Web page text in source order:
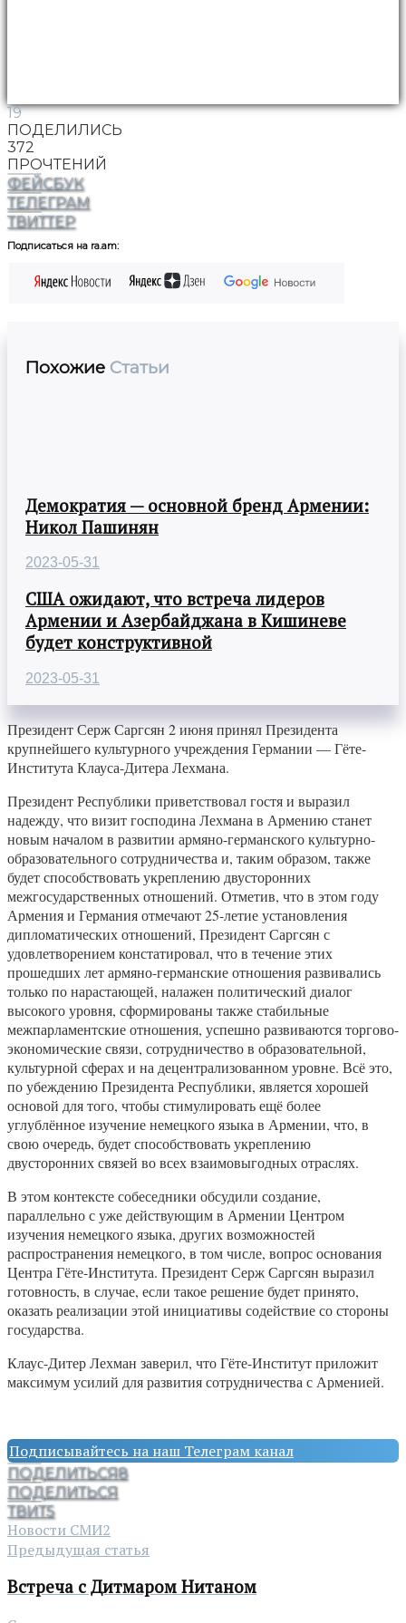
19
ПОДЕЛИЛИСЬ
372
ПРОЧТЕНИЙ
ФЕЙСБУК
ТЕЛЕГРАМ
ТВИТТЕР
Подписаться на ra.am:
Похожие Статьи
Демократия — основной бренд Армении:
Никол Пашинян
2023-05-31
США ожидают, что встреча лидеров
Армении и Азербайджана в Кишиневе
будет конструктивной
2023-05-31
Президент Серж Саргсян 2 июня принял Президента
крупнейшего культурного учреждения Германии — Гёте-
Института Клауса-Дитера Лехмана.
Президент Республики приветствовал гостя и выразил
надежду, что визит господина Лехмана в Армению станет
новым началом в развитии армяно-германского культурно-
образовательного сотрудничества и, таким образом, также
будет способствовать укреплению двусторонних
межгосударственных отношений. Отметив, что в этом году
Армения и Германия отмечают 25-летие установления
дипломатических отношений, Президент Саргсян с
удовлетворением констатировал, что в течение этих
прошедших лет армяно-германские отношения развивались
только по нарастающей, налажен политический диалог
высокого уровня, сформированы также стабильные
межпарламентские отношения, успешно развиваются торгово-
экономические связи, сотрудничество в образовательной,
культурной сферах и на децентрализованном уровне. Всё это,
по убеждению Президента Республики, является хорошей
основой для того, чтобы стимулировать ещё более
углублённое изучение немецкого языка в Армении, что, в
свою очередь, будет способствовать укреплению
двусторонних связей во всех взаимовыгодных отраслях.
В этом контексте собеседники обсудили создание,
параллельно с уже действующим в Армении Центром
изучения немецкого языка, других возможностей
распространения немецкого, в том числе, вопрос основания
Центра Гёте-Института. Президент Серж Саргсян выразил
готовность, в случае, если такое решение будет принято,
оказать реализации этой инициативы содействие со стороны
государства.
Клаус-Дитер Лехман заверил, что Гёте-Институт приложит
максимум усилий для развития сотрудничества с Арменией.
Подписывайтесь на наш Телеграм канал
ПОДЕЛИТЬСЯ8
ПОДЕЛИТЬСЯ
ТВИТ5
Новости СМИ2
Предыдущая статья
Встреча с Дитмаром Нитаном